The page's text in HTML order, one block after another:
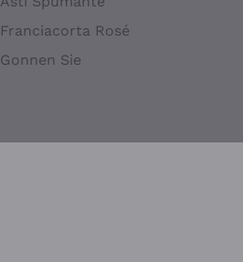
Franciacorta Rosé
Gonnen Sie